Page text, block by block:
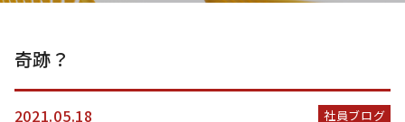
奇跡？
2021.05.18 社員ブログ